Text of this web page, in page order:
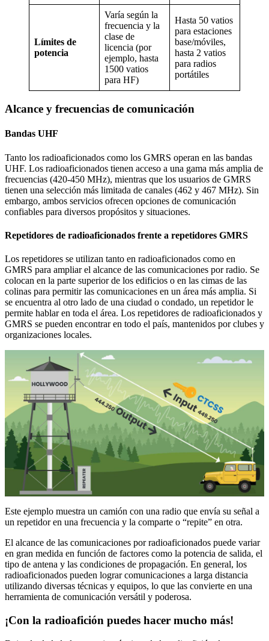
Límites de
potencia
Varía según la
frecuencia y la
clase de
licencia (por
ejemplo, hasta
1500 vatios
para HF)
Hasta 50 vatios
para estaciones
base/móviles,
hasta 2 vatios
para radios
portátiles
Alcance y frecuencias de comunicación
Bandas UHF
Tanto los radioaficionados como los GMRS operan en las bandas
UHF. Los radioaficionados tienen acceso a una gama más amplia de
frecuencias (420-450 MHz), mientras que los usuarios de GMRS
tienen una selección más limitada de canales (462 y 467 MHz). Sin
embargo, ambos servicios ofrecen opciones de comunicación
confiables para diversos propósitos y situaciones.
Repetidores de radioaficionados frente a repetidores GMRS
Los repetidores se utilizan tanto en radioaficionados como en
GMRS para ampliar el alcance de las comunicaciones por radio. Se
colocan en la parte superior de los edificios o en las cimas de las
colinas para permitir las comunicaciones en un área más amplia. Si
se encuentra al otro lado de una ciudad o condado, un repetidor le
permite hablar en toda el área. Los repetidores de radioaficionados y
GMRS se pueden encontrar en todo el país, mantenidos por clubes y
organizaciones locales.
Este ejemplo muestra un camión con una radio que envía su señal a
un repetidor en una frecuencia y la comparte o “repite” en otra.
El alcance de las comunicaciones por radioaficionados puede variar
en gran medida en función de factores como la potencia de salida, el
tipo de antena y las condiciones de propagación. En general, los
radioaficionados pueden lograr comunicaciones a larga distancia
utilizando diversas técnicas y equipos, lo que las convierte en una
herramienta de comunicación versátil y poderosa.
¡Con la radioafición puedes hacer mucho más!